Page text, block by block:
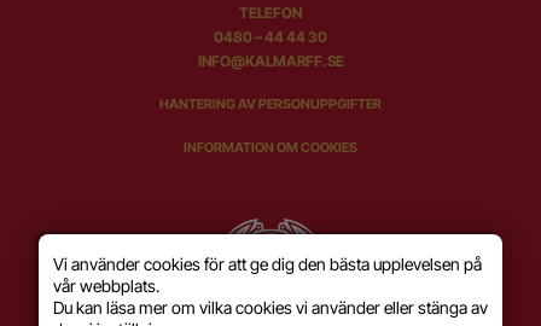
TELEFON
0480 – 44 44 30
INFO@KALMARFF.SE
HANTERING AV PERSONUPPGIFTER
INFORMATION OM COOKIES
Vi använder cookies för att ge dig den bästa upplevelsen på
vår webbplats.
Du kan läsa mer om vilka cookies vi använder eller stänga av